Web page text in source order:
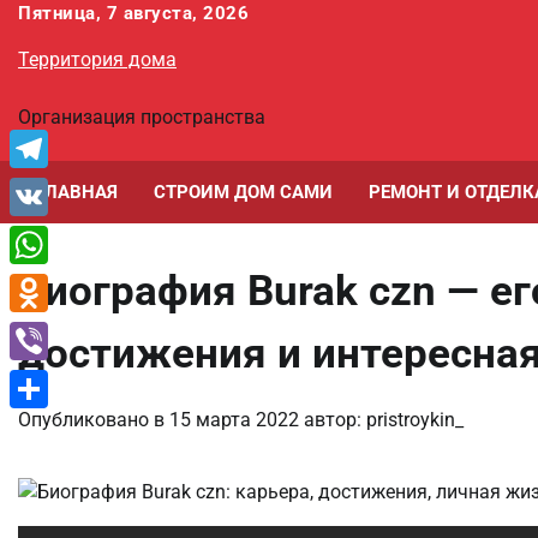
Перейти
содержимому
Пятница, 7 августа, 2026
Территория дома
Организация пространства
ГЛАВНАЯ СТРОИМ ДОМ САМИ РЕМОНТ И
Биография Burak czn —
достижения и
Опубликовано в 15 марта 2022 автор: pristroykin_
Telegram
VK
WhatsApp
Odnoklassniki
Viber
Отправить